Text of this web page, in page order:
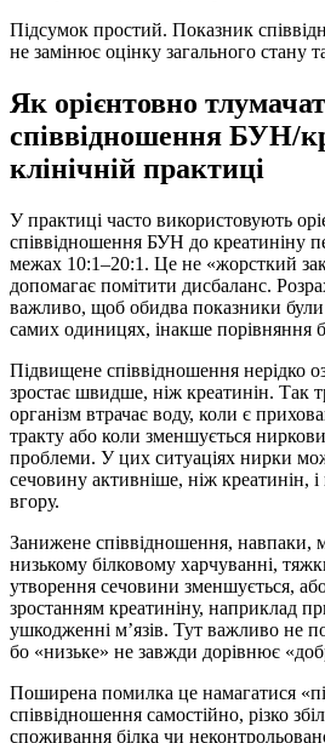
Підсумок простий. Показник
не замінює оцінку загального стану
Як орієнтовно
співвідношення БУН/
клінічній практиці
У практиці часто використовують
співвідношення БУН до креатиніну
межах 10:1–20:1. Це не «жорсткий
допомагає помітити дисбаланс.
важливо, щоб обидва показники були
самих одиницях, інакше порівняння
Підвищене співвідношення нерідко
зростає швидше, ніж креатинін. Так
організм втрачає воду, коли є
тракту або коли зменшується
проблеми. У цих ситуаціях нирки
сечовину активніше, ніж креатинін, і
вгору.
Занижене співвідношення, навпаки,
низькому білковому харчуванні,
утворення сечовини зменшується,
зростанням креатиніну, наприклад
ушкодженні м’язів. Тут важливо не
бо «низьке» не завжди дорівнює
Поширена помилка це намагатися
співвідношення самостійно, різко
споживання білка чи